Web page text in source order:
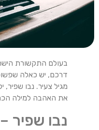
בעולם התקשורת
דרכם, יש כאלה
את האהבה למילה
נבו שפיר –